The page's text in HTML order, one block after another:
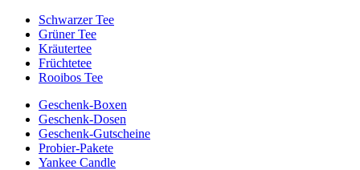
Schwarzer Tee
Grüner Tee
Kräutertee
Früchtetee
Rooibos Tee
Geschenk-Boxen
Geschenk-Dosen
Geschenk-Gutscheine
Probier-Pakete
Yankee Candle